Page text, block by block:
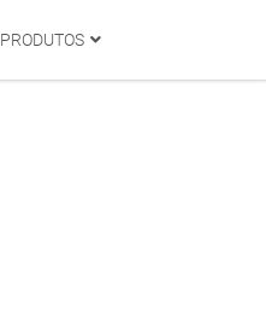
PRODUTOS